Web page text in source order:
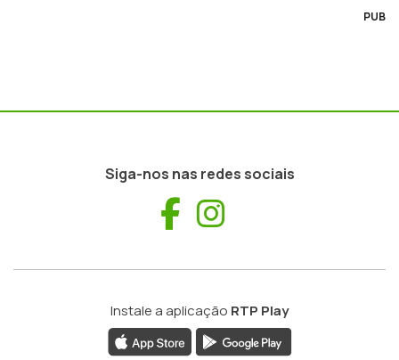
PUB
Siga-nos nas redes sociais
Facebook
Instale a aplicação RTP Play